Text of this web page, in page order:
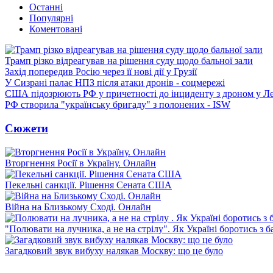
Останні
Популярні
Коментовані
Трамп різко відреагував на рішення суду щодо бальної зали
Захід попередив Росію через її нові дії у Грузії
У Сизрані палає НПЗ після атаки дронів - соцмережі
США підозрюють РФ у причетності до інциденту з дроном у
РФ створила "українську бригаду" з полонених - ISW
Сюжети
Вторгнення Росії в Україну. Онлайн
Пекельні санкції. Рішення Сената США
Війна на Близькому Сході. Онлайн
"Полювати на лучника, а не на стрілу". Як Україні боротись з
Загадковий звук вибуху налякав Москву: що це було